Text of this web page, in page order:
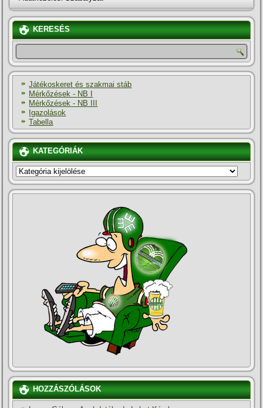
KERESÉS
Játékoskeret és szakmai stáb
Mérkőzések - NB I
Mérkőzések - NB III
Igazolások
Tabella
KATEGÓRIÁK
KATEGÓRIÁK
HOZZÁSZÓLÁSOK